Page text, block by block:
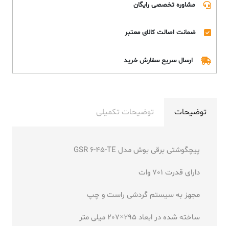
مشاوره تخصصی رایگان
ضمانت اصالت کالای معتبر
ارسال سریع سفارش خرید
توضیحات توضیحات تکمیلی
پیچگوشتی برقی بوش مدل GSR 6-45-TE
دارای قدرت 701 وات
مجهز به سیستم گردشی راست و چپ
ساخته شده در ابعاد 295×207 میلی متر